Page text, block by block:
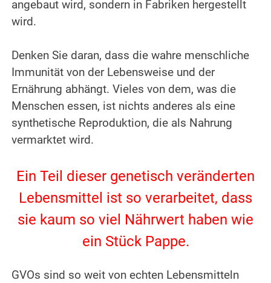
angebaut wird, sondern in Fabriken hergestellt
wird.
Denken Sie daran, dass die wahre menschliche
Immunität von der Lebensweise und der
Ernährung abhängt. Vieles von dem, was die
Menschen essen, ist nichts anderes als eine
synthetische Reproduktion, die als Nahrung
vermarktet wird.
Ein Teil dieser genetisch veränderten
Lebensmittel ist so verarbeitet, dass
sie kaum so viel Nährwert haben wie
ein Stück Pappe.
GVOs sind so weit von echten Lebensmitteln